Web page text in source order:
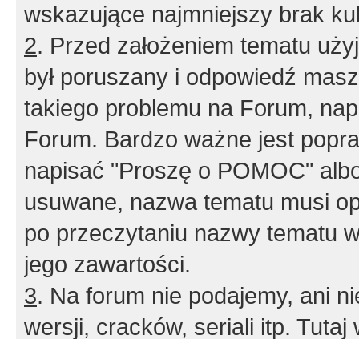
wskazujące najmniejszy brak
2. Przed założeniem tematu
był poruszany i odpowiedź
takiego problemu na Forum,
Forum. Bardzo ważne jest
napisać "Proszę o POMOC"
usuwane, nazwa tematu musi
po przeczytaniu nazwy tematu
jego zawartości.
3. Na forum nie podajemy, ani
wersji, cracków, seriali itp. Tutaj